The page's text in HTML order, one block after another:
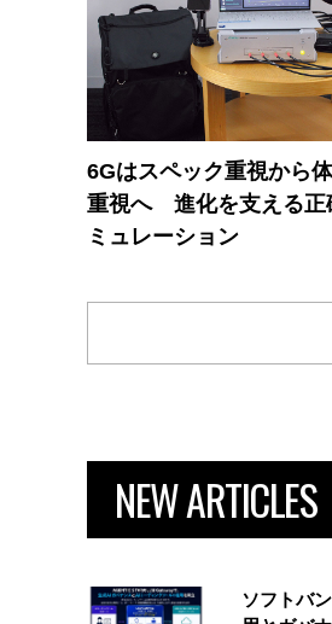
6Gはスペック重視から
重視へ 進化を支える正
ミュレーション
NEW ARTICLES
ソフトバ